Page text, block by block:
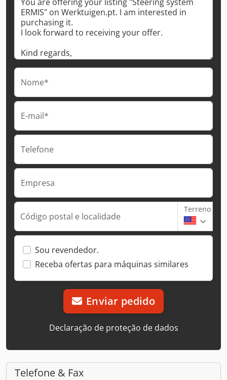
Nome*
E-mail*
Telefone
Empresa
Código postal e localidade
Terreno
Sou revendedor.
Receba ofertas para máquinas similares
Enviar pedido
Declaração de proteção de dados
Telefone & Fax